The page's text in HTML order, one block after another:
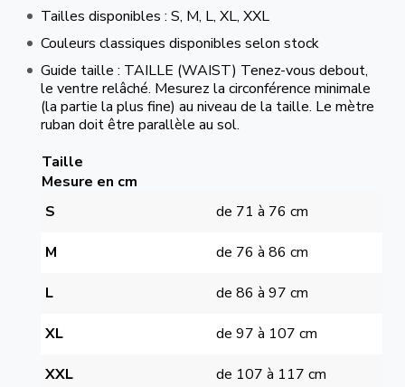
Tailles disponibles : S, M, L, XL, XXL
Couleurs classiques disponibles selon stock
Guide taille : TAILLE (WAIST) Tenez-vous debout,
le ventre relâché. Mesurez la circonférence minimale
(la partie la plus fine) au niveau de la taille. Le mètre
ruban doit être parallèle au sol.
Taille
Mesure en cm
S
de 71 à 76 cm
M de 76 à 86 cm
L de 86 à 97 cm
XL de 97 à 107 cm
XXL de 107 à 117 cm